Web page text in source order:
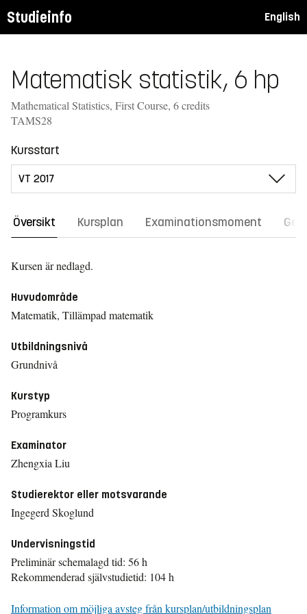
Studieinfo English
Matematisk statistik, 6 hp
Mathematical Statistics, First Course, 6 credits
TAMS28
Kursstart
Översikt Kursplan Examinationsmoment
Kursen är nedlagd.
Huvudområde
Matematik, Tillämpad matematik
Utbildningsnivå
Grundnivå
Kurstyp
Programkurs
Examinator
Zhengxia Liu
Studierektor eller motsvarande
Ingegerd Skoglund
Undervisningstid
Preliminär schemalagd tid: 56 h
Rekommenderad självstudietid: 104 h
Information om möjliga avsteg från kursplan/utbildningsplan